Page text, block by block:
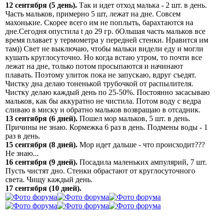
12 сентября (5 день). Так и идет отход малька - 2 шт. в день.
Часть мальков, примерно 5 шт, лежат на дне. Совсем
махонькие. Скорее всего им не поплыть, барахтаются на
дне.Сегодня опустила t до 29 гр. бОльшая часть мальков все
время плавает у термометра у передней стенки. Нравится им
там)) Свет не выключаю, чтобы мальки видели еду и могли
кушать круглосуточно. Но когда встаю утром, то почти все
лежат на дне, только потом просыпаются и начинают
плавать. Поэтому улиток пока не запускаю, вдруг съедят.
Чистку дна делаю тоненькой трубочкой от распылителя.
Чистку делаю каждый день по 25-50%. Постоянно засасываю
мальков, как бы аккуратно не чистила. Потом воду с ведра
сливаю в миску и обратно мальков возвращаю в отсадник.
13 сентября (6 дней). Пошел мор мальков, 5 шт. в день.
Причины не знаю. Кормежка 6 раз в день. Подмены воды - 1
раз в день.
15 сентября (8 дней). Мор идет дальше - что происходит???
Не знаю...
16 сентября (9 дней). Посадила маленьких ампулярий, 7 шт.
Пусть чистят дно. Стенки обрастают от круглосуточного
света. Чищу каждый день.
17 сентября (10 дней).